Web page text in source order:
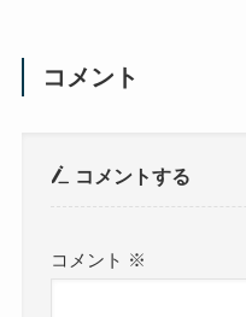
コメント
コメントする
コメント ※